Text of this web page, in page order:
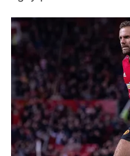
Photo
Video
VTV Money
VTV Sức khoẻ